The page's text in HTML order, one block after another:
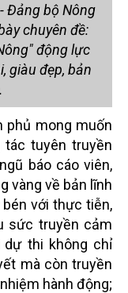
Đảng bộ Nông
chuyên đề:
động lực
giàu đẹp, bản
phủ mong muốn
tuyên truyền
báo cáo viên,
vàng về bản lĩnh
với thực tiễn,
sức truyền cảm
dự thi không chỉ
mà còn truyền
hành động;